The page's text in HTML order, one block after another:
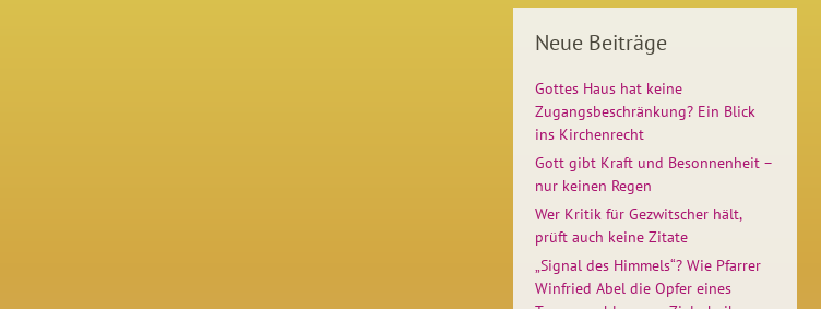
Neue Beiträge
Gottes Haus hat keine
Zugangsbeschränkung? Ein Blick
ins Kirchenrecht
Gott gibt Kraft und Besonnenheit –
nur keinen Regen
Wer Kritik für Gezwitscher hält,
prüft auch keine Zitate
„Signal des Himmels“? Wie Pfarrer
Winfried Abel die Opfer eines